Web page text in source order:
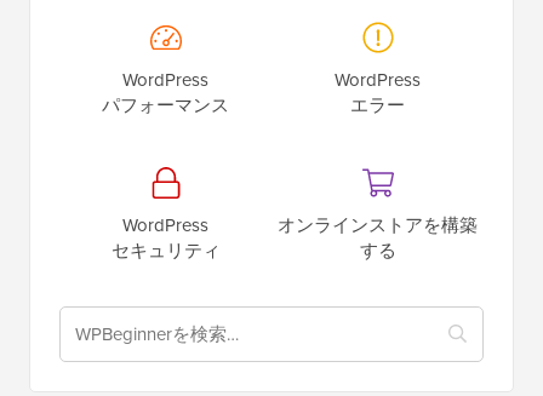
WordPress
パフォーマンス
WordPress
エラー
WordPress
セキュリティ
オンラインストアを構築
する